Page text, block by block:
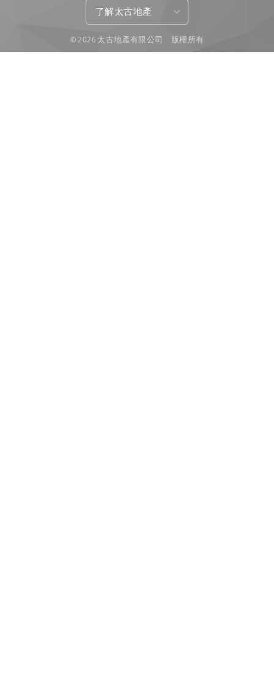
了解太古地產
© 2026 太古地產有限公司 版權所有